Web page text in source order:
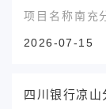
称：四川银
项目名称南充
有限公司项目
2026-07-15